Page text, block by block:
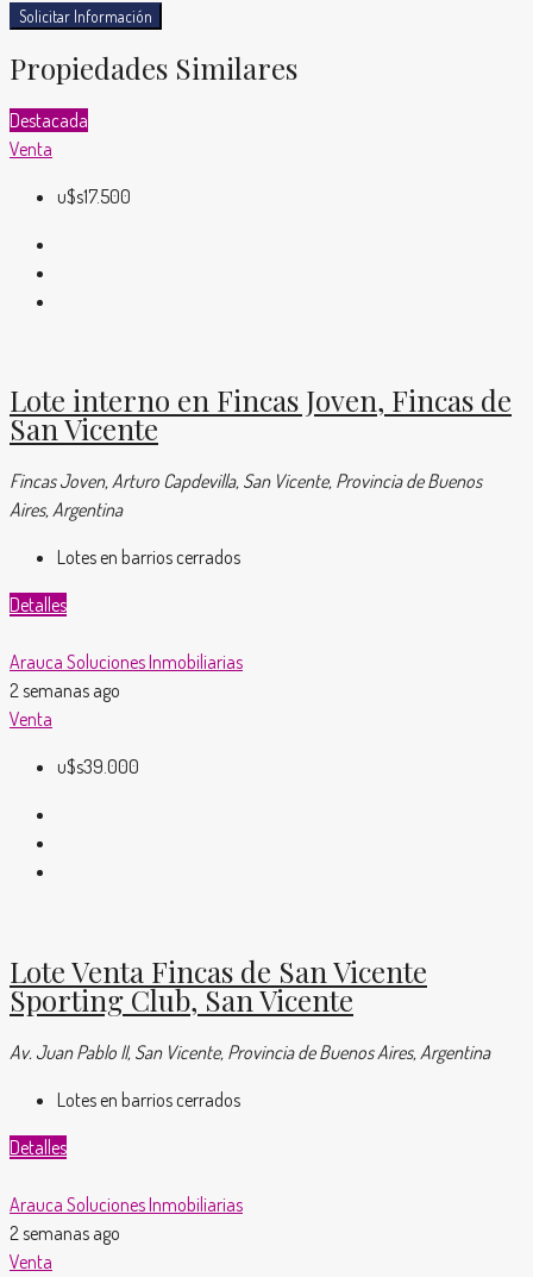
Solicitar Información
Propiedades Similares
Destacada
Venta
u$s17.500
Lote interno en Fincas Joven, Fincas de
San Vicente
Fincas Joven, Arturo Capdevilla, San Vicente, Provincia de Buenos
Aires, Argentina
Lotes en barrios cerrados
Detalles
Arauca Soluciones Inmobiliarias
2 semanas ago
Venta
u$s39.000
Lote Venta Fincas de San Vicente
Sporting Club, San Vicente
Av. Juan Pablo II, San Vicente, Provincia de Buenos Aires, Argentina
Lotes en barrios cerrados
Detalles
Arauca Soluciones Inmobiliarias
2 semanas ago
Venta